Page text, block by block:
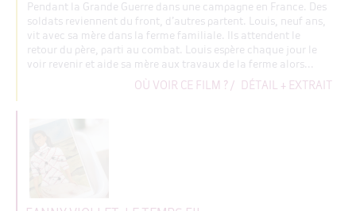
Pendant la Grande Guerre dans une campagne en France. Des
soldats reviennent du front, d’autres partent. Louis, neuf ans,
vit avec sa mère dans la ferme familiale. Ils attendent le
retour du père, parti au combat. Louis espère chaque jour le
voir revenir et aide sa mère aux travaux de la ferme alors...
OÙ VOIR CE FILM ? / DÉTAIL + EXTRAIT